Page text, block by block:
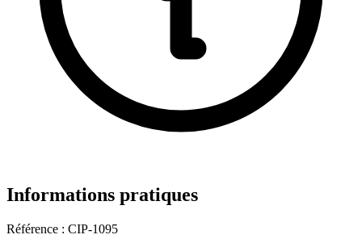
Informations pratiques
Référence : CIP-1095